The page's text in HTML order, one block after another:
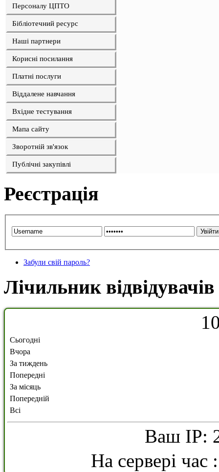
Персоналу ЦПТО
Бібліотечний ресурс
Наші партнери
Корисні посилання
Платні послуги
Віддалене навчання
Вхідне тестування
Мапа сайту
Зворотній зв'язок
Публічні закупівлі
Реєстрація
Забули свій пароль?
Лічильник відвідувачів
1
Сьогодні
Вчора
За тиждень
Попередні
За місяць
Попередній
Всі
Ваш IP:
На сервері